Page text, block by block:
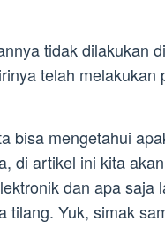
tidak dilakukan
telah melakukan
bisa mengetahui
di artikel ini kita
dan apa saja
tilang. Yuk, simak